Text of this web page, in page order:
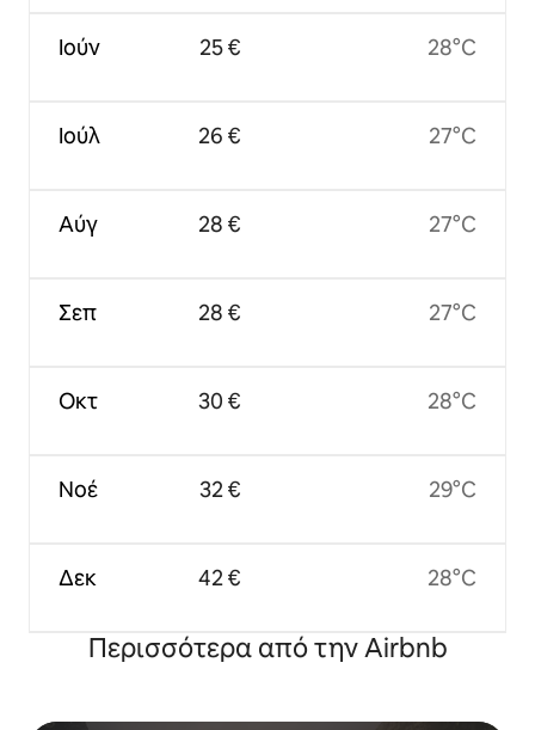
Ιούν
Ιούλ
Αύγ
Σεπ
Οκτ
Νοέ
Δεκ
25 €
26 €
28 €
28 €
30 €
32 €
42 €
28°C
27°C
27°C
27°C
28°C
29°C
28°C
Περισσότερα από την Airbnb